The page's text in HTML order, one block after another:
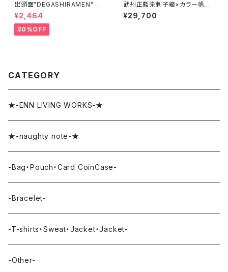
出頭面"DEGASHIRAMEN" T-
SHIRTS
¥2,464
30%OFF
武州正藍染刺子織×カラー帆布
トートバッグ
¥29,700
CATEGORY
★-ENN LIVING WORKS-★
★-naughty note-★
-Bag・Pouch・Card CoinCase-
-Bracelet-
-T-shirts・Sweat・Jacket・Jacket-
-Other-